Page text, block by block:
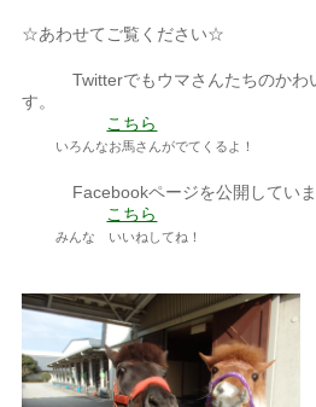
☆あわせてご覧ください☆
Twitterでもウマさんたちのかわい
す。
こちら
いろんなお馬さんがでてくるよ！
Facebookページを公開していま
こちら
みんな いいねしてね！